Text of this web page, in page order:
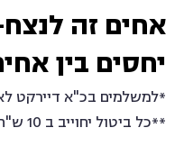
אחים זה
יחסים בין אחים
*למשלמים בכ"א דיירקט לא
**כל ביטול יחוייב ב 10 ש"ח עמלת אשראי